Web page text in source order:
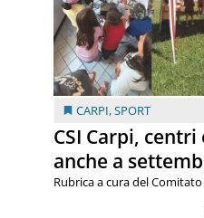
CARPI,SPORT
CSI Carpi,
anche a
Rubrica a cura del Comitato